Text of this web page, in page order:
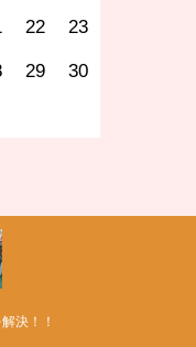
22 23
29 30
決！！